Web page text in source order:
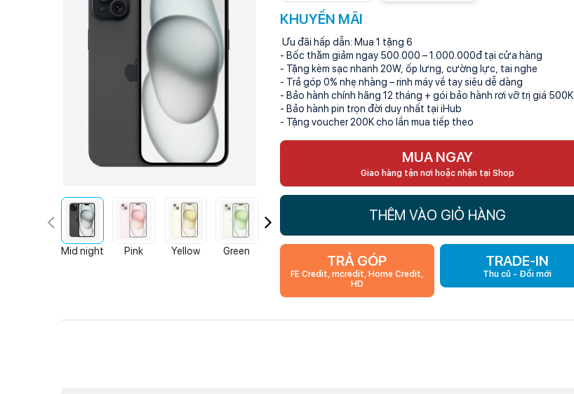
Mid night Pink Yellow Green Blue Mid night
KHUYẾN MÃI
Ưu đãi hấp dẫn: Mua 1 tặng 6
- Bốc thăm giảm ngay 500.000 – 1.000.000đ tại cửa hàng
- Tặng kèm sạc nhanh 20W, ốp lưng, cường lực, tai nghe
- Trả góp 0% nhẹ nhàng – rinh máy về tay siêu dễ dàng
- Bảo hành chính hãng 12 tháng + gói bảo hành rơi vỡ trị giá 500K
- Bảo hành pin trọn đời duy nhất tại iHub
- Tặng voucher 200K cho lần mua tiếp theo
MUA NGAY
Giao hàng tận nơi hoặc nhận tại Shop
THÊM VÀO GIỎ HÀNG
TRẢ GÓP
FE Credit, mcredit, Home Credit,
HD
TRADE-IN
Thu cũ - Đổi mới